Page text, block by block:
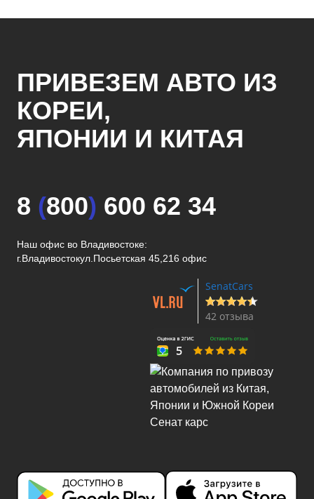
ПРИВЕЗЕМ АВТО ИЗ
КОРЕИ,
ЯПОНИИ И КИТАЯ
8 (800) 600 62 34
Наш офис во Владивостоке:
г.Владивостокул.Посьетская 45,216 офис
SenatCars
42 отзыва